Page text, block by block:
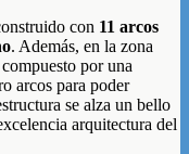
con 11 arcos
. Además, en la zona
por una
arcos para poder
se alza un bello
arquitectura del